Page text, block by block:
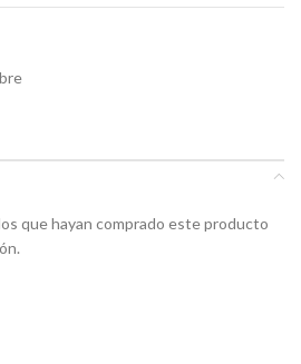
que hayan comprado este producto